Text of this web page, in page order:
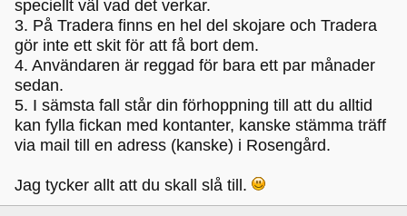
speciellt väl vad det verkar.
3. På Tradera finns en hel del skojare och Tradera
gör inte ett skit för att få bort dem.
4. Användaren är reggad för bara ett par månader
sedan.
5. I sämsta fall står din förhoppning till att du alltid
kan fylla fickan med kontanter, kanske stämma träff
via mail till en adress (kanske) i Rosengård.
Jag tycker allt att du skall slå till.